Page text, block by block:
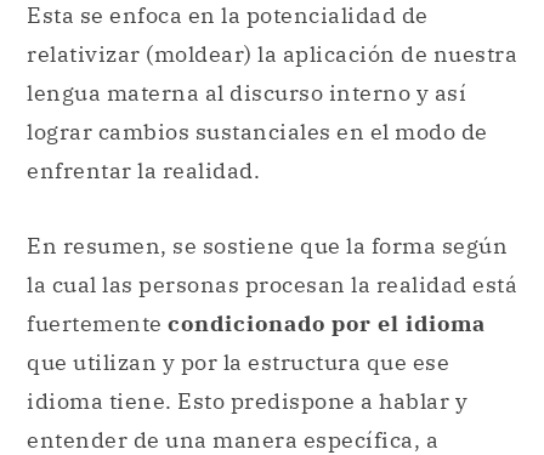
Esta se enfoca en la potencialidad de
relativizar (moldear) la aplicación de nuestra
lengua materna al discurso interno y así
lograr cambios sustanciales en el modo de
enfrentar la realidad.
En resumen, se sostiene que la forma según
la cual las personas procesan la realidad está
fuertemente condicionado por el idioma
que utilizan y por la estructura que ese
idioma tiene. Esto predispone a hablar y
entender de una manera específica, a